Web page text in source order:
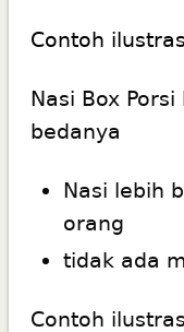
Contoh
Nasi Box
bedanya
Nasi lebih
orang
tidak ada
Contoh